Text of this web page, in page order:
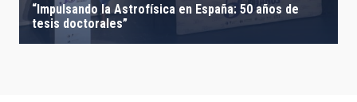
“Impulsando la Astrofísica en España: 50 años de
tesis doctorales”